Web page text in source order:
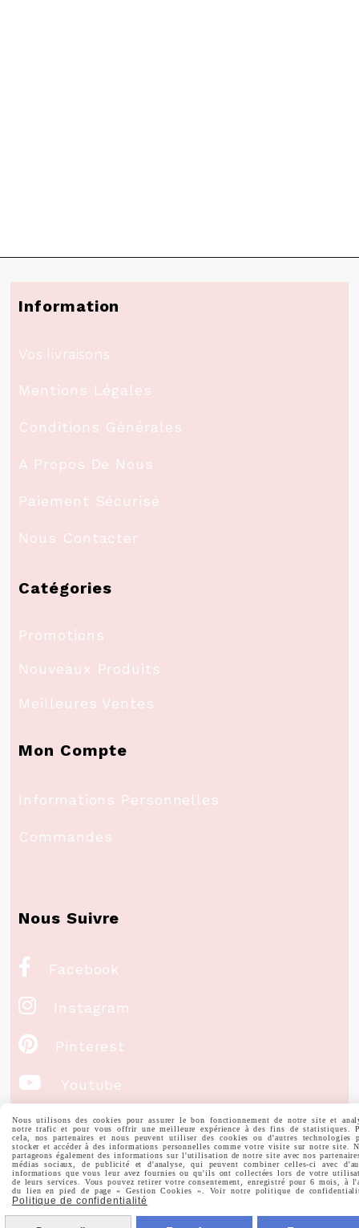
Information
Vos livraisons
Mentions Légales
Conditions Générales
A Propos De Nous
Paiement Sécurisé
Nous Contacter
Catégories
Promotions
Nouveaux Produits
Meilleures Ventes
Mon Compte
Informations Personnelles
Commandes
Nous Suivre
 Facebook
 Instagram
 Pinterest
 Youtube
Votre Email
Prénom
Nous utilisons des cookies pour assurer le bon fonctionnement de notre site et
notre trafic et pour vous offrir une meilleure expérience à des fins de statistiques.
cela, nos partenaires et nous peuvent utiliser des cookies ou d'autres technologies
stocker et accéder à des informations personnelles comme votre visite sur notre site.
partageons également des informations sur l'utilisation de notre site avec nos
médias sociaux, de publicité et d'analyse, qui peuvent combiner celles-ci avec
informations que vous leur avez fournies ou qu'ils ont collectées lors de votre
de leurs services. Vous pouvez retirer votre consentement, enregistré pour 6 mois, à
du lien en pied de page « Gestion Cookies ». Voir notre politique de
Politique de confidentialité